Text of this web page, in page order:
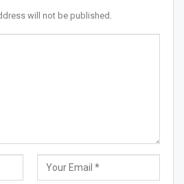
will not be published.